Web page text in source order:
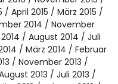
April 2015
März 2015
2014
November
August 2014
Juli
März 2014
Februar
November 2013
2013
Juli 2013